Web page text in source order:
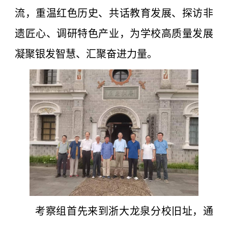
流，重温红色历史、共话教育发展、探访非
遗匠心、调研特色产业，为学校高质量发展
凝聚银发智慧、汇聚奋进力量。
考察组首先来到浙大龙泉分校旧址，通